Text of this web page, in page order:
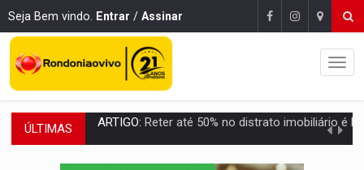
Seja Bem vindo. Entrar / Assinar
ÚLTIMAS DO HOSPITAL AO CAMPO: Veja as mais de 200 ações de Marcos
EXPANSÃO:Grupo Nova Era amplia presença em PVH e transforma Aramix